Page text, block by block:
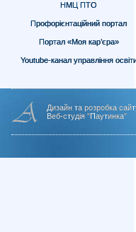
НМЦ ПТО
Профорієнтаційний портал
Портал «Моя кар’єра»
Youtube-канал управління
Дизайн та розробка
Веб-студія "Паутинка"